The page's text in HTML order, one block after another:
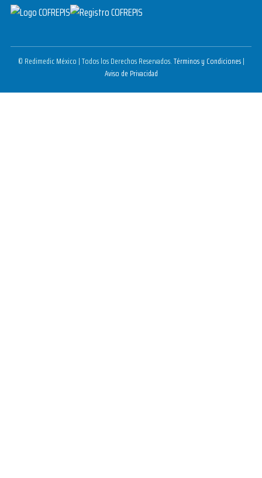
© Redimedic México | Todos los Derechos Reservados.Términos y Condiciones|
Aviso de Privacidad